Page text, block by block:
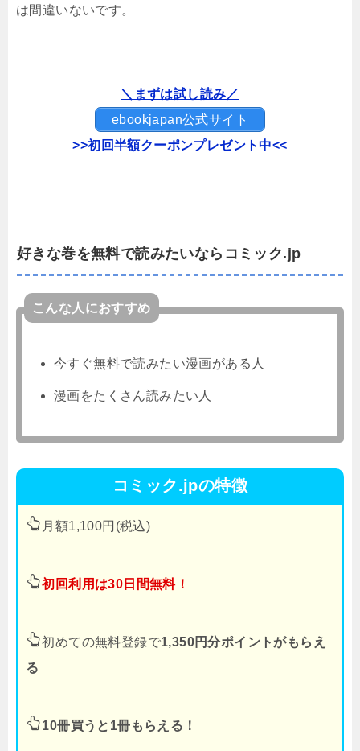
は間違いないです。
＼まずは試し読み／
ebookjapan公式サイト
>>初回半額クーポンプレゼント中<<
好きな巻を無料で読みたいならコミック.jp
こんな人におすすめ
今すぐ無料で読みたい漫画がある人
漫画をたくさん読みたい人
コミック.jpの特徴
月額1,100円(税込)
初回利用は30日間無料！
初めての無料登録で1,350円分ポイントがもらえ
る
10冊買うと1冊もらえる！